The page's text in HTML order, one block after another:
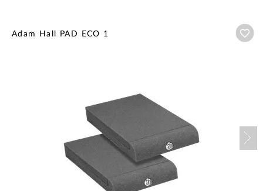
Adam Hall PAD ECO 1